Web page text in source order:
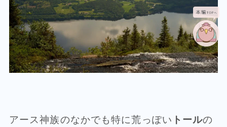
アース神族のなかでも特に荒っぽい トールの